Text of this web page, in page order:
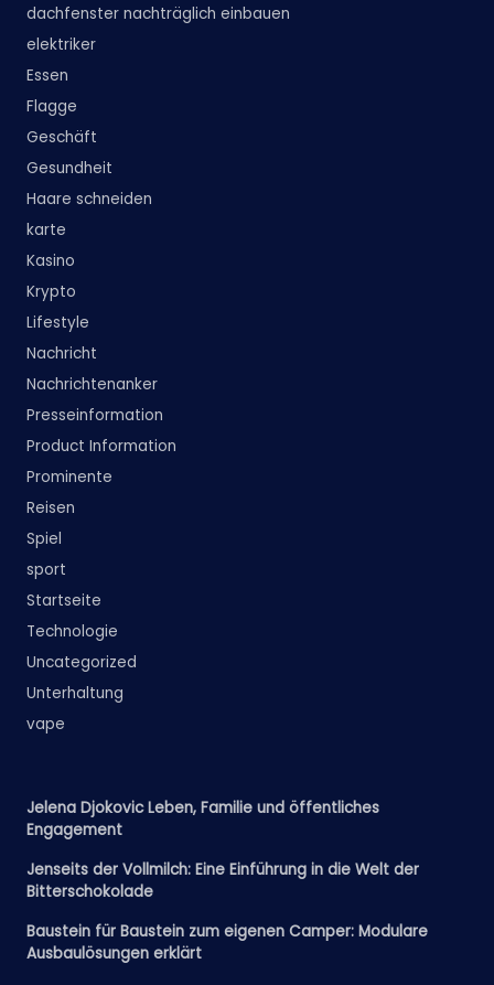
dachfenster nachträglich einbauen
elektriker
Essen
Flagge
Geschäft
Gesundheit
Haare schneiden
karte
Kasino
Krypto
Lifestyle
Nachricht
Nachrichtenanker
Presseinformation
Product Information
Prominente
Reisen
Spiel
sport
Startseite
Technologie
Uncategorized
Unterhaltung
vape
Jelena Djokovic Leben, Familie und öffentliches
Engagement
Jenseits der Vollmilch: Eine Einführung in die Welt der
Bitterschokolade
Baustein für Baustein zum eigenen Camper: Modulare
Ausbaulösungen erklärt